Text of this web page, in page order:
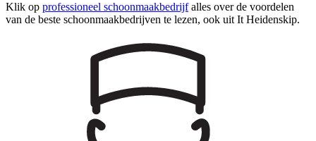
Klik op professioneel schoonmaakbedrijfalles over de voordelen
van de beste schoonmaakbedrijven te lezen, ook uit It Heidenskip.